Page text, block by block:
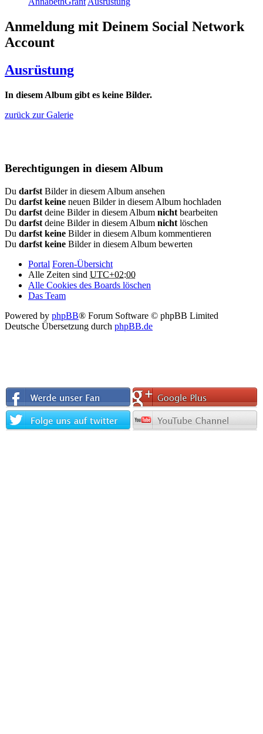
Anmeldung mit Deinem Social Network
Account
Ausrüstung
In diesem Album gibt es keine Bilder.
zurück zur Galerie
Berechtigungen in diesem Album
Du darfst Bilder in diesem Album ansehen
Du darfst keine neuen Bilder in diesem Album hochladen
Du darfst deine Bilder in diesem Album nicht bearbeiten
Du darfst deine Bilder in diesem Album nicht löschen
Du darfst keine Bilder in diesem Album kommentieren
Du darfst keine Bilder in diesem Album bewerten
Portal Foren-Übersicht
Alle Zeiten sind UTC+02:00
Alle Cookies des Boards löschen
Das Team
Powered by phpBB® Forum Software © phpBB Limited
Deutsche Übersetzung durch phpBB.de